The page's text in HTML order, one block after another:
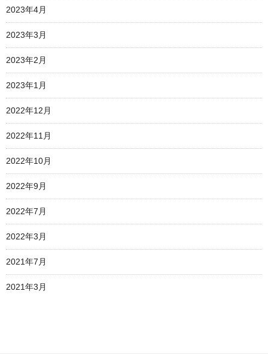
2023年4月
2023年3月
2023年2月
2023年1月
2022年12月
2022年11月
2022年10月
2022年9月
2022年7月
2022年3月
2021年7月
2021年3月